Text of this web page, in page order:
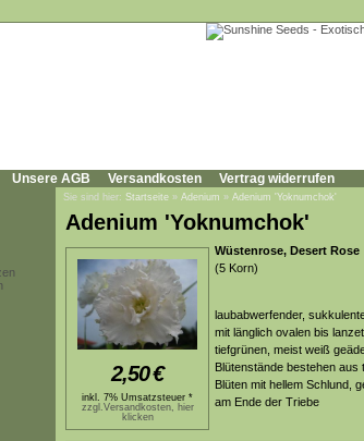
Unsere AGB Versandkosten Vertrag widerrufen
Sie sind hier: Startseite » Adenium » Adenium 'Yoknumchok'
Adenium 'Yoknumchok'
2,50€
inkl. 7% Umsatzsteuer *
zzgl.Versandkosten, hier
klicken
Wüstenrose, Desert Rose
(5 Korn)
laubabwerfender,
mit länglich ovalen bis
tiefgrünen, meist weiß
Blütenstände bestehen aus
Blüten mit hellem Schlund,
am Ende der Triebe